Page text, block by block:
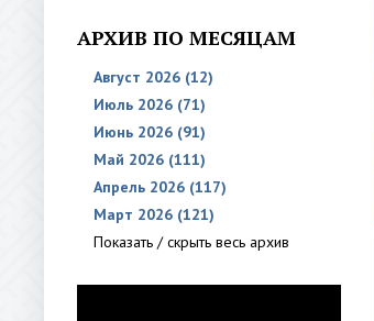
АРХИВ ПО МЕСЯЦАМ
Август 2026 (12)
Июль 2026 (71)
Июнь 2026 (91)
Май 2026 (111)
Апрель 2026 (117)
Март 2026 (121)
Показать / скрыть весь архив